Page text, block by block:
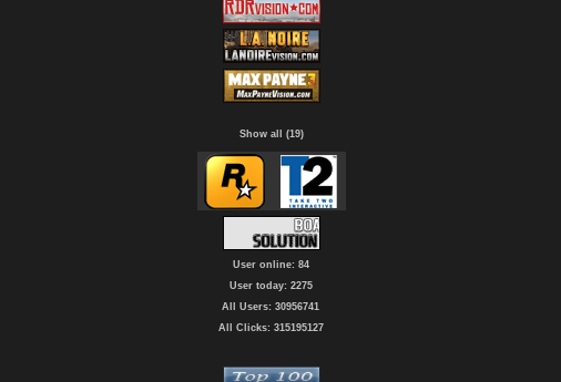
Show all (19)
User online: 84
User today: 2275
All Users: 30956741
All Clicks: 315195127